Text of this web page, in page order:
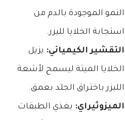
النمو الموجودة بالدم من
استجابة الخلايا لليزر.
التقشير الكيميائي: يزيل
الخلايا الميتة ليسمح لأشعة
الليزر باختراق الجلد بعمق.
الميزوثيراي: يغذي الطبقات